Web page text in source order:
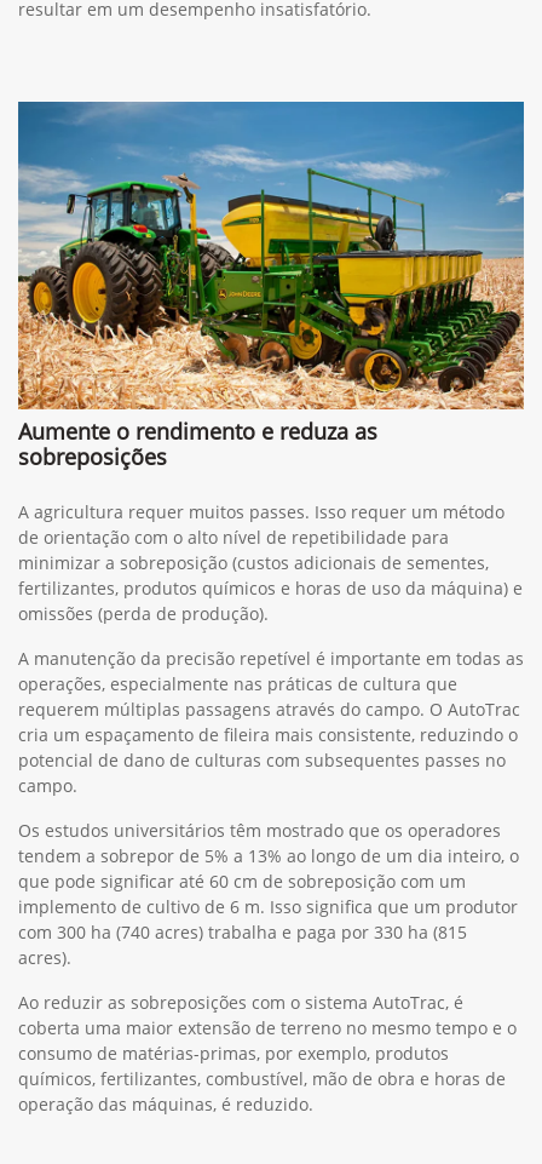
resultar em um desempenho insatisfatório.
Aumente o rendimento e reduza as
sobreposições
A agricultura requer muitos passes. Isso requer um método
de orientação com o alto nível de repetibilidade para
minimizar a sobreposição (custos adicionais de sementes,
fertilizantes, produtos químicos e horas de uso da máquina) e
omissões (perda de produção).
A manutenção da precisão repetível é importante em todas as
operações, especialmente nas práticas de cultura que
requerem múltiplas passagens através do campo. O AutoTrac
cria um espaçamento de fileira mais consistente, reduzindo o
potencial de dano de culturas com subsequentes passes no
campo.
Os estudos universitários têm mostrado que os operadores
tendem a sobrepor de 5% a 13% ao longo de um dia inteiro, o
que pode significar até 60 cm de sobreposição com um
implemento de cultivo de 6 m. Isso significa que um produtor
com 300 ha (740 acres) trabalha e paga por 330 ha (815
acres).
Ao reduzir as sobreposições com o sistema AutoTrac, é
coberta uma maior extensão de terreno no mesmo tempo e o
consumo de matérias-primas, por exemplo, produtos
químicos, fertilizantes, combustível, mão de obra e horas de
operação das máquinas, é reduzido.